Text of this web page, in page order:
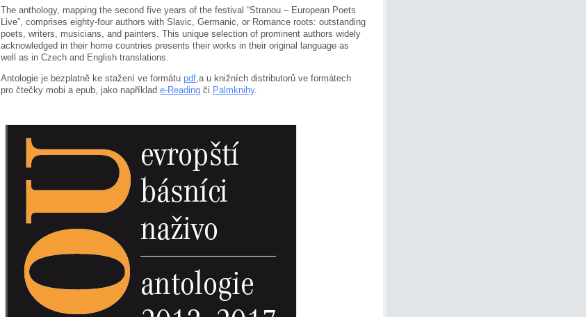
The anthology, mapping the second five years of the festival “Stranou – European Poets
Live”, comprises eighty-four authors with Slavic, Germanic, or Romance roots: outstanding
poets, writers, musicians, and painters. This unique selection of prominent authors widely
acknowledged in their home countries presents their works in their original language as
well as in Czech and English translations.
Antologie je bezplatně ke stažení ve formátu pdf,a u knižních distributorů ve formátech
pro čtečky mobi a epub, jako například e-Reading či Palmknihy.